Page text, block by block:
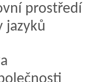
prostředí
jazyků